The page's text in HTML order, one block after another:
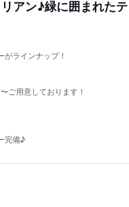
アン♪緑に囲まれた
ラインナップ！
ご用意しております！
完備♪